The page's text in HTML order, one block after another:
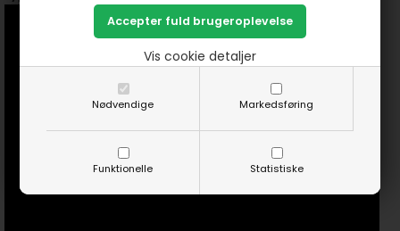
Nødvendige Markedsføring
Funktionelle Statistiske
Vis cookie detaljer